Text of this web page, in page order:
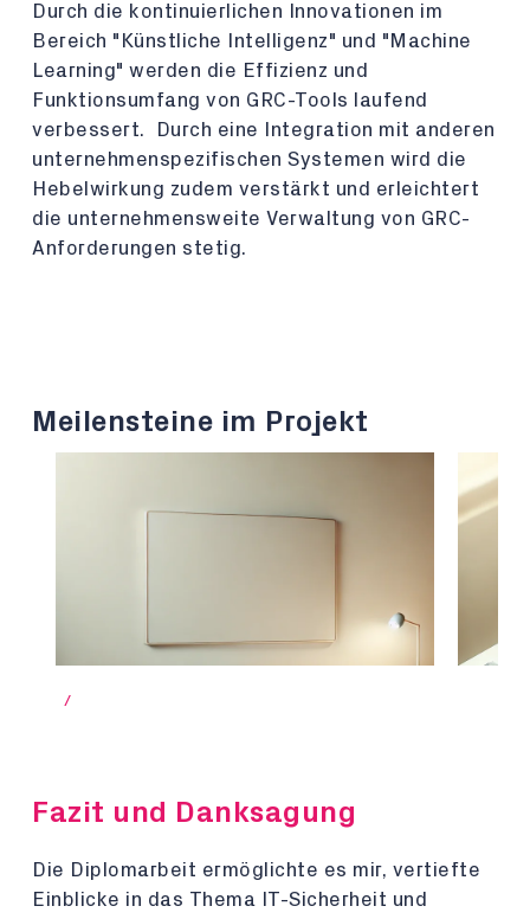
Durch die kontinuierlichen Innovationen im
Bereich "Künstliche Intelligenz" und "Machine
Learning" werden die Effizienz und
Funktionsumfang von GRC-Tools laufend
verbessert. Durch eine Integration mit anderen
unternehmenspezifischen Systemen wird die
Hebelwirkung zudem verstärkt und erleichtert
die unternehmensweite Verwaltung von GRC-
Anforderungen stetig.
Meilensteine im Projekt
/
Fazit und Danksagung
Die Diplomarbeit ermöglichte es mir, vertiefte
Einblicke in das Thema IT-Sicherheit und